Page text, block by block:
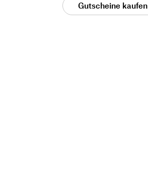
Gutscheine kaufen